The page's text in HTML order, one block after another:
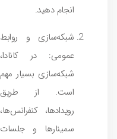
انجام دهید.
شبکه‌سازی و روابط
عمومی: در کانادا،
شبکه‌سازی بسیار مهم
است. از طریق
رویدادها، کنفرانس‌ها،
سمینارها و جلسات